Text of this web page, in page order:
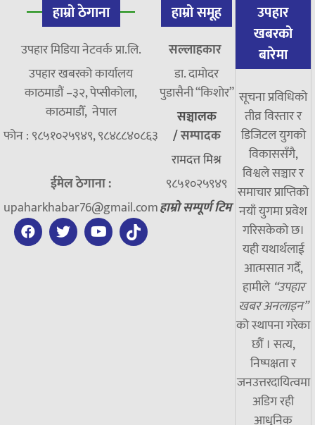
हाम्रो ठेगाना
उपहार मिडिया नेटवर्क प्रा.लि.
उपहार खबरको कार्यालय
काठमाडौं –३२, पेप्सीकोला,
काठमाडौँ, नेपाल
फोन : ९८५१०२५९४९, ९८४८८४०८६३
ईमेल ठेगाना :
upaharkhabar76@gmail.com
हाम्रो समूह
सल्लाहकार
डा. दामाेदर
पुडासैनी “किशाेर”
सञ्चालक
/सम्पादक
रामदत्त मिश्र
९८५१०२५९४९
हाम्रो सम्पूर्ण टिम
उपहार
खबरको
बारेमा
सूचना प्रविधिको
तीव्र विस्तार र
डिजिटल युगको
विकाससँगै,
विश्वले सञ्चार र
समाचार प्राप्तिको
नयाँ युगमा प्रवेश
गरिसकेको छ।
यही यथार्थलाई
आत्मसात गर्दै,
हामीले “उपहार
खबर अनलाइन”
को स्थापना गरेका
छौं । सत्य,
निष्पक्षता र
जनउत्तरदायित्वमा
अडिग रही